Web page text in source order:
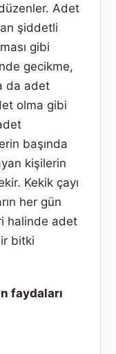
Adet
şiddetli
gibi
gecikme,
da adet
olma gibi
başında
kişilerin
Kekik çayı
her gün
halinde adet
bitki
faydaları